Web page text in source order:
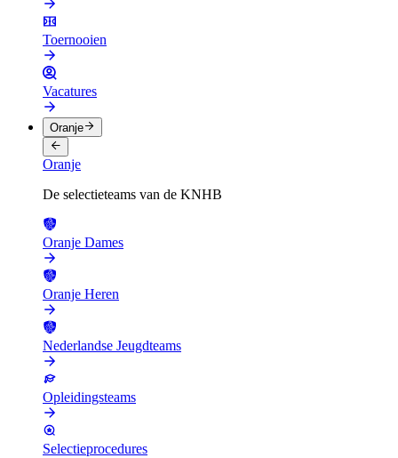
Toernooien
Vacatures
Oranje
Oranje
De selectieteams van de KNHB
Oranje Dames
Oranje Heren
Nederlandse Jeugdteams
Opleidingsteams
Selectieprocedures